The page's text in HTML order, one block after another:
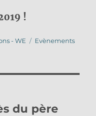
!
- WE Étiquettes
Evènements
du père